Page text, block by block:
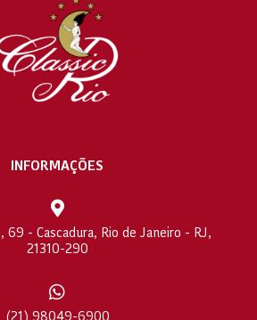
INFORMAÇÕES
69 - Cascadura, Rio de Janeiro - RJ,
21310-290